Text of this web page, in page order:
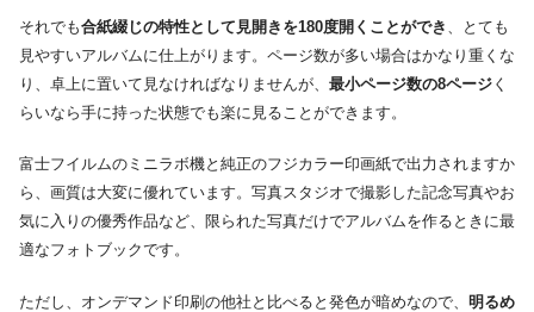
それでも合紙綴じの特性として見開きを180度開くことができ 、とても
見やすいアルバムに仕上がります。ページ数が多い場合はかなり重くな
り、卓上に置いて見なければなりませんが、 最小ページ数の8ページ く
らいなら手に持った状態でも楽に見ることができます。
富士フイルムのミニラボ機と純正のフジカラー印画紙で出力されますか
ら、画質は大変に優れています。写真スタジオで撮影した記念写真やお
気に入りの優秀作品など、限られた写真だけでアルバムを作るときに最
適なフォトブックです。
ただし、オンデマンド印刷の他社と比べると発色が暗めなので、 明るめ